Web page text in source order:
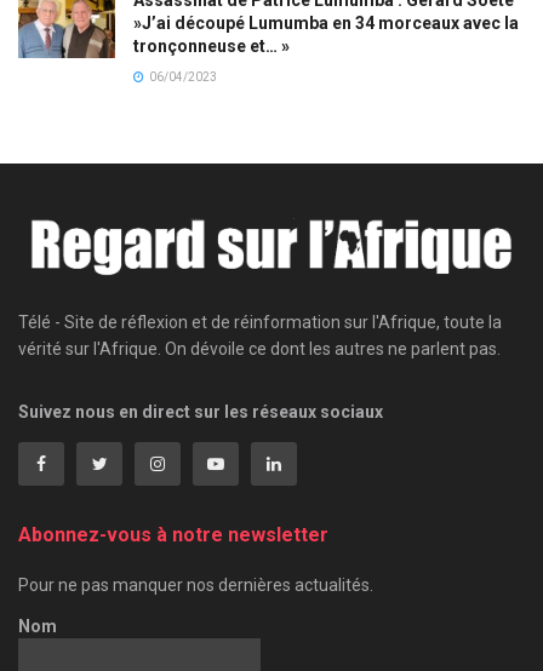
»J’ai découpé Lumumba en 34 morceaux avec la
tronçonneuse et… »
06/04/2023
Télé - Site de réflexion et de réinformation sur l'Afrique, toute la
vérité sur l'Afrique. On dévoile ce dont les autres ne parlent pas.
Suivez nous en direct sur les réseaux sociaux
Abonnez-vous à notre newsletter
Pour ne pas manquer nos dernières actualités.
Nom